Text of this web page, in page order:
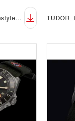
TUDOR_NP24_Lifestyle_Pelagos_FXD_GMT_13